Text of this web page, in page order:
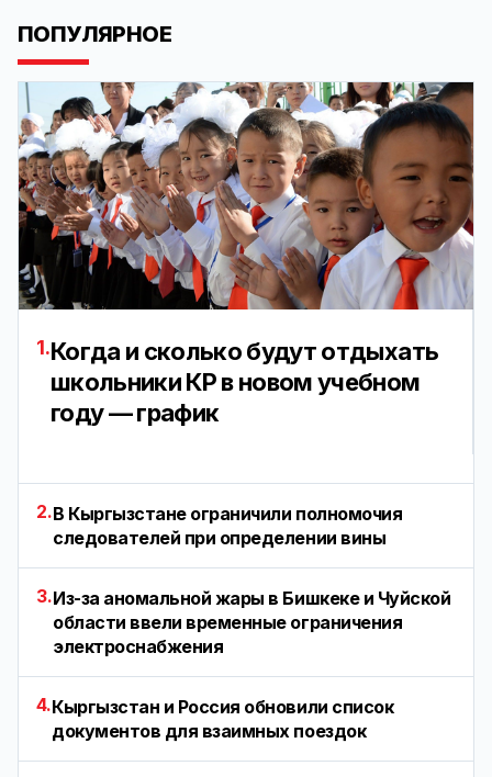
ПОПУЛЯРНОЕ
1.Когда и сколько будут отдыхать
школьники КР в новом учебном
году — график
2.В Кыргызстане ограничили полномочия
следователей при определении вины
3.Из-за аномальной жары в Бишкеке и Чуйской
области ввели временные ограничения
электроснабжения
4.Кыргызстан и Россия обновили список
документов для взаимных поездок